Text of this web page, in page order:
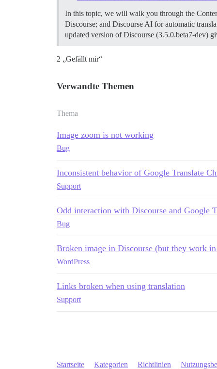
In this topic, we will walk you through the
Discourse; and Discourse AI for automatic
updated version of Discourse (3.5.0.beta7-dev)
2 „Gefällt mir“
Verwandte Themen
Thema
Image zoom is not working
Bug
Inconsistent behavior of Google Translate
Support
Odd interaction with Discourse and Google
Bug
Broken image in Discourse (but they work
WordPress
Links broken when using translation
Support
Startseite Kategorien Richtlinien